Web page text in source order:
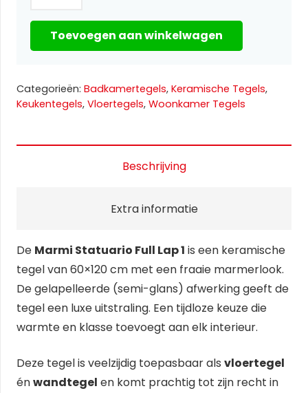
Full
aantal
Toevoegen aan winkelwagen
Categorieën: Badkamertegels, Keramische Tegels,
Keukentegels, Vloertegels, Woonkamer Tegels
Beschrijving
Extra informatie
De Marmi Statuario Full Lap 1 is een keramische
tegel van 60×120 cm met een fraaie marmerlook.
De gelapelleerde (semi-glans) afwerking geeft de
tegel een luxe uitstraling. Een tijdloze keuze die
warmte en klasse toevoegt aan elk interieur.
Deze tegel is veelzijdig toepasbaar als vloertegel
énwandtegel en komt prachtig tot zijn recht in